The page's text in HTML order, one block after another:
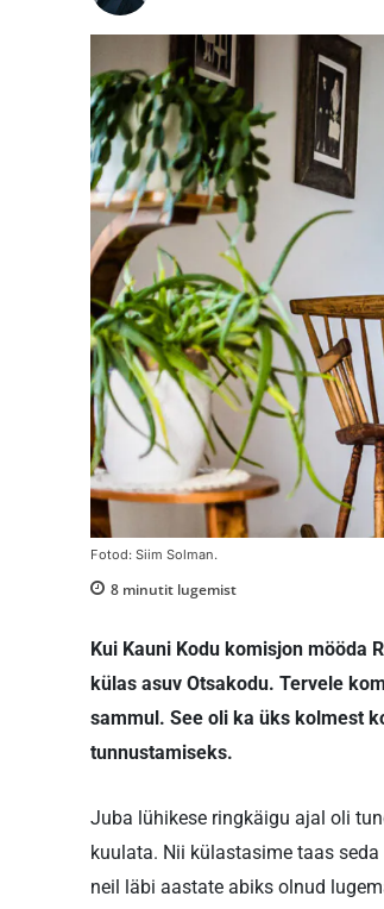
Fotod: Siim Solman.
8 minutit lugemist
Kui Kauni Kodu komisjon mööda
külas asuv Otsakodu. Tervele
sammul. See oli ka üks kolmest
tunnustamiseks.
Juba lühikese ringkäigu ajal oli
kuulata. Nii külastasime taas
neil läbi aastate abiks olnud